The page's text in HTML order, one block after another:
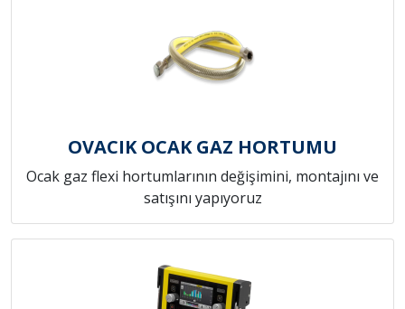
OVACIK OCAK GAZ HORTUMU
Ocak gaz flexi hortumlarının değişimini, montajını ve
satışını yapıyoruz